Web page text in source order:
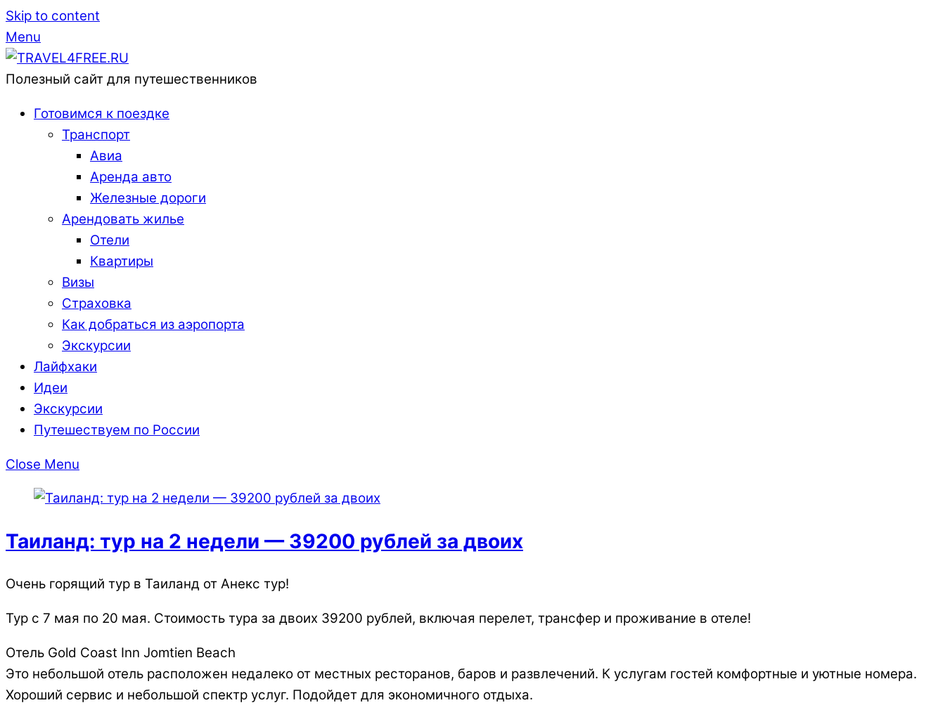
Skip to content
Menu
Полезный сайт для путешественников
Готовимся к поездке
Транспорт
Авиа
Аренда авто
Железные дороги
Арендовать жилье
Отели
Квартиры
Визы
Страховка
Как добраться из аэропорта
Экскурсии
Лайфхаки
Идеи
Экскурсии
Путешествуем по России
Close Menu
Таиланд: тур на 2 недели — 39200 рублей за двоих
Очень горящий тур в Таиланд от Анекс тур!
Тур с 7 мая по 20 мая. Стоимость тура за двоих 39200 рублей, включая перелет, трансфер и проживание в отеле!
Отель Gold Coast Inn Jomtien Beach
Это небольшой отель расположен недалеко от местных ресторанов, баров и развлечений. К услугам гостей комфортные и уютные номера.
Хороший сервис и небольшой спектр услуг. Подойдет для экономичного отдыха.